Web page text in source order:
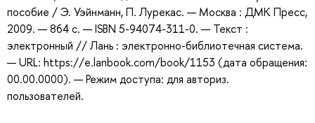
пособие / Э. Уэйнманн, П. Лурекас. — Москва : ДМК Пресс,
2009. — 864 с. — ISBN 5-94074-311-0. — Текст :
электронный // Лань : электронно-библиотечная система.
— URL: https://e.lanbook.com/book/1153 (дата обращения:
00.00.0000). — Режим доступа: для авториз.
пользователей.